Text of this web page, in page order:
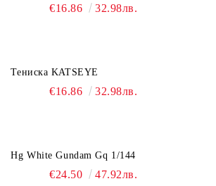
€16.86 32.98лв.
Тениска KATSEYE
€16.86 32.98лв.
Hg White Gundam Gq 1/144
€24.50 47.92лв.